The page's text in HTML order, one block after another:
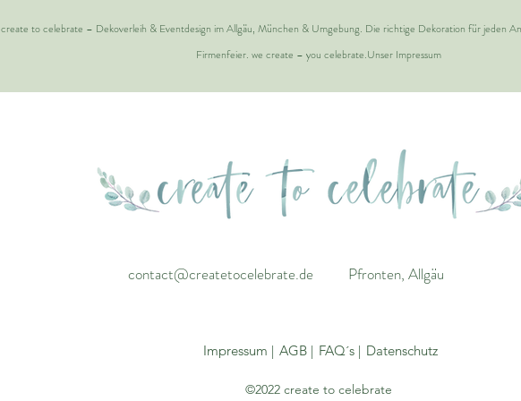
create to celebrate – Dekoverleih & Eventdesign im Allgäu, München & Umgebung. Die richtige Dekoration für jeden
Firmenfeier. we create – you celebrate.Unser Impressum
contact@createtocelebrate.de Pfronten, Allgäu
Impressum | AGB | Datenschutz
FAQ´s |
©2022 create to celebrate